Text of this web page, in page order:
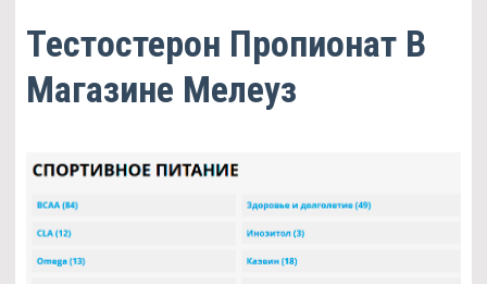
Тестостерон Пропионат В
Магазине Мелеуз